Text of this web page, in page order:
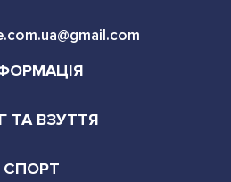
ТА ВЗУТТЯ
СПОРТ